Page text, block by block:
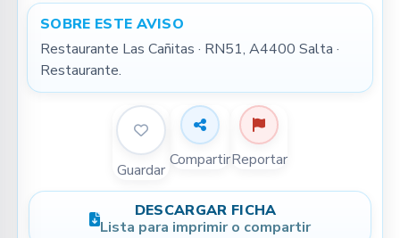
SOBRE ESTE AVISO
Restaurante Las Cañitas · RN51, A4400 Salta ·
Restaurante.
Guardar
CompartirReportar
DESCARGAR FICHA
Lista para imprimir o compartir